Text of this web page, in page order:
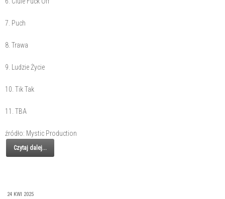
7. Puch
8. Trawa
9. Ludzie Życie
10. Tik Tak
11. TBA
źródło: Mystic Production
Czytaj dalej...
24 KWI 2025